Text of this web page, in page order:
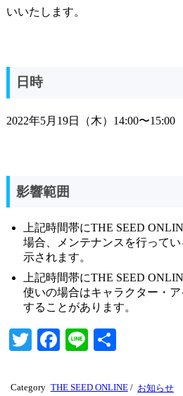
いいたします。
日時
2022年5月19日（木）14:00〜15:00
影響範囲
上記時間帯にTHE SEED
場合、メンテナンスを行って
示されます。
上記時間帯にTHE SEED
使いの場合はキャラクター・
することがあります。
T
tte
Fa
bo
Li
Category THE SEED ONLINE/ お知らせ